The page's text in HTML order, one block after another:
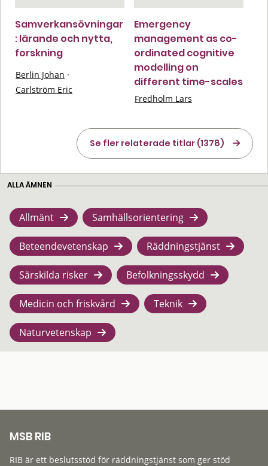
Samverkansövningar
: lärande och nytta,
forskning
Berlin Johan ·
Carlström Eric
Emergency
management as co-
ordinated cognitive
modelling on
different time-scales
Fredholm Lars
Se fler relaterade titlar (1378)
ALLA ÄMNEN
Allmänt Samhällsorientering
Beteendevetenskap Räddningstjänst
Särskilda risker Befolkningsskydd
Medicin och friskvård Teknik
Naturvetenskap
MSB RIB
RIB är ett beslutsstöd för räddningstjänst som ger stöd